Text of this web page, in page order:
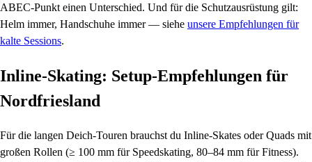
ABEC-Punkt einen Unterschied. Und für die Schutzausrüstung gilt:
Helm immer, Handschuhe immer — siehe unsere Empfehlungen für
kalte Sessions.
Inline-Skating: Setup-Empfehlungen für
Nordfriesland
Für die langen Deich-Touren brauchst du Inline-Skates oder Quads mit
großen Rollen (≥ 100 mm für Speedskating, 80–84 mm für Fitness).